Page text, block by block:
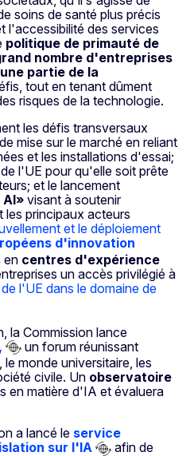
soins de santé plus précis
l'accessibilité des services
politique de primauté de
nombre d'entreprises
partie de la
tout en tenant dûment
risques de la technologie.
les défis transversaux
mise sur le marché en reliant
et les installations d'essai;
l'UE pour qu'elle soit prête
et le lancement
visant à soutenir
principaux acteurs
et le déploiement
d'innovation
en centres d'expérience
un accès privilégié à
l'UE dans le domaine de
la Commission lance
un forum réunissant
monde universitaire, les
civile. Un observatoire
en matière d'IA et évaluera
a lancé le service
sur l'IA
afin de